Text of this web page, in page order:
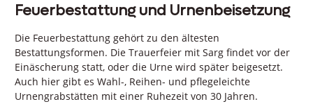
Feuerbestattung und Urnenbeisetzung
Die Feuerbestattung gehört zu den ältesten
Bestattungsformen. Die Trauerfeier mit Sarg findet vor der
Einäscherung statt, oder die Urne wird später beigesetzt.
Auch hier gibt es Wahl-, Reihen- und pflegeleichte
Urnengrabstätten mit einer Ruhezeit von 30 Jahren.